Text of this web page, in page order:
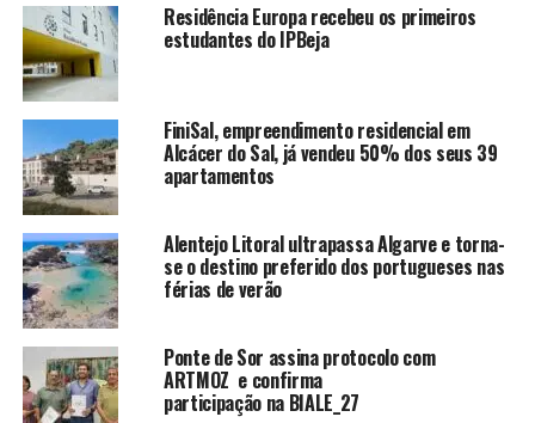
Residência Europa recebeu os primeiros
estudantes do IPBeja
FiniSal, empreendimento residencial em
Alcácer do Sal, já vendeu 50% dos seus 39
apartamentos
Alentejo Litoral ultrapassa Algarve e torna-
se o destino preferido dos portugueses nas
férias de verão
Ponte de Sor assina protocolo com
ARTMOZ e confirma
participação na BIALE_27